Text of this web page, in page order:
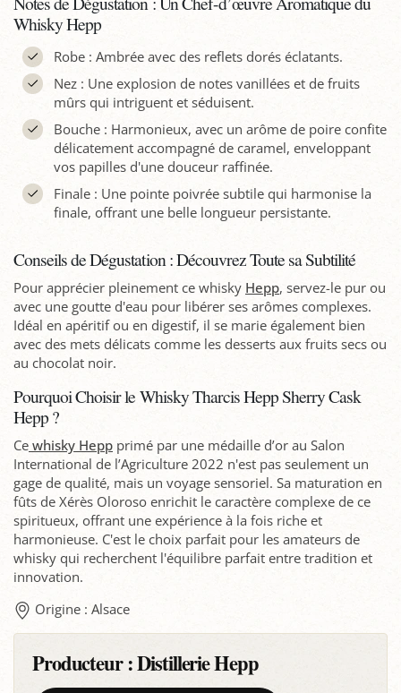
Whisky Hepp
Robe : Ambrée avec des reflets dorés éclatants.
Nez : Une explosion de notes vanillées et de fruits
mûrs qui intriguent et séduisent.
Bouche : Harmonieux, avec un arôme de poire confite
délicatement accompagné de caramel, enveloppant
vos papilles d'une douceur raffinée.
Finale : Une pointe poivrée subtile qui harmonise la
finale, offrant une belle longueur persistante.
Conseils de Dégustation : Découvrez Toute sa Subtilité
Pour apprécier pleinement ce whisky Hepp, servez-le pur ou
avec une goutte d'eau pour libérer ses arômes complexes.
Idéal en apéritif ou en digestif, il se marie également bien
avec des mets délicats comme les desserts aux fruits secs ou
au chocolat noir.
Pourquoi Choisir le Whisky Tharcis Hepp Sherry Cask
Hepp ?
Ce whisky Hepp primé par une médaille d’or au Salon
International de l’Agriculture 2022 n'est pas seulement un
gage de qualité, mais un voyage sensoriel. Sa maturation en
fûts de Xérès Oloroso enrichit le caractère complexe de ce
spiritueux, offrant une expérience à la fois riche et
harmonieuse. C'est le choix parfait pour les amateurs de
whisky qui recherchent l'équilibre parfait entre tradition et
innovation.
Origine : Alsace
Producteur :Distillerie Hepp